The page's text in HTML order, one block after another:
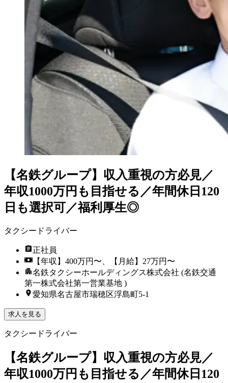
【名鉄グループ】収入重視の方必見／
年収1000万円も目指せる／年間休日120
日も選択可／福利厚生◎
タクシードライバー
正社員
【年収】400万円〜、【月給】27万円〜
名鉄タクシーホールディングス株式会社 (名鉄交通
第一株式会社第一営業基地 )
愛知県名古屋市瑞穂区浮島町5-1
求人を見る
タクシードライバー
【名鉄グループ】収入重視の方必見／
年収1000万円も目指せる／年間休日120